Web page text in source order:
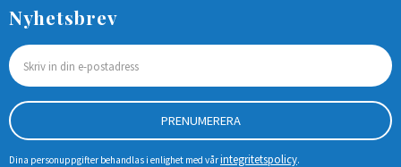
Nyhetsbrev
PRENUMERERA
Dina personuppgifter behandlas i enlighet med vårintegritetspolicy.